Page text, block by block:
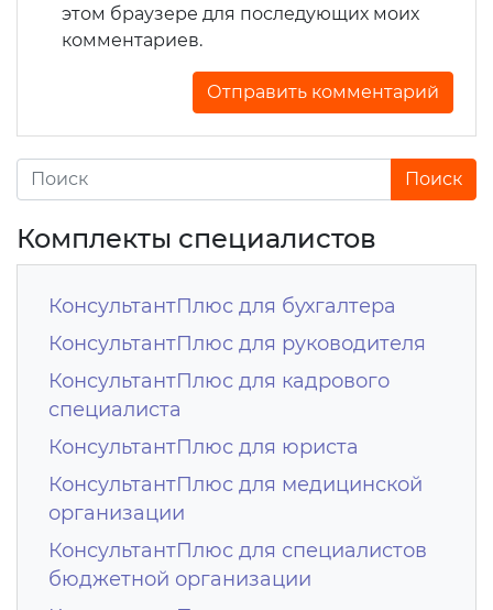
этом браузере для последующих моих
комментариев.
Комплекты специалистов
КонсультантПлюс для бухгалтера
КонсультантПлюс для руководителя
КонсультантПлюс для кадрового
специалиста
КонсультантПлюс для юриста
КонсультантПлюс для медицинской
организации
КонсультантПлюс для специалистов
бюджетной организации